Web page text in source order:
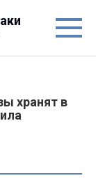
хранят в